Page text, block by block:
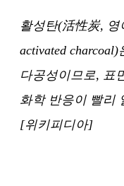
활성탄(活性炭, 영
activated
다공성이므로, 표
화학 반응이 빨리
[위키피디아]